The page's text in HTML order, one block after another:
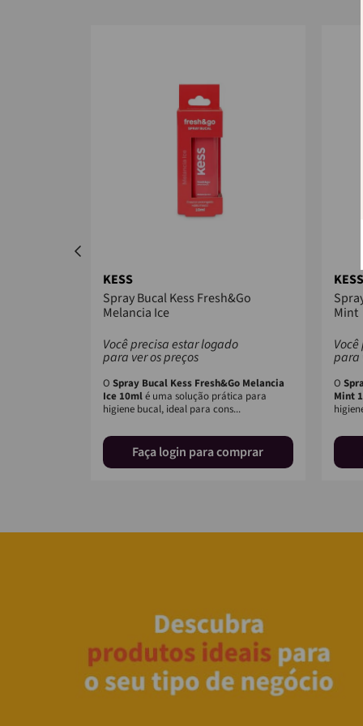
KESS
Spray Bucal Kess Fresh&Go
Melancia Ice
Você precisa estar logado
para ver os preços
O Spray Bucal Kess Fresh&Go Melancia
Ice 10mlé uma solução prática para
higiene bucal, ideal para cons...
Faça login para comprar
KESS
Mint
para
O
Mint